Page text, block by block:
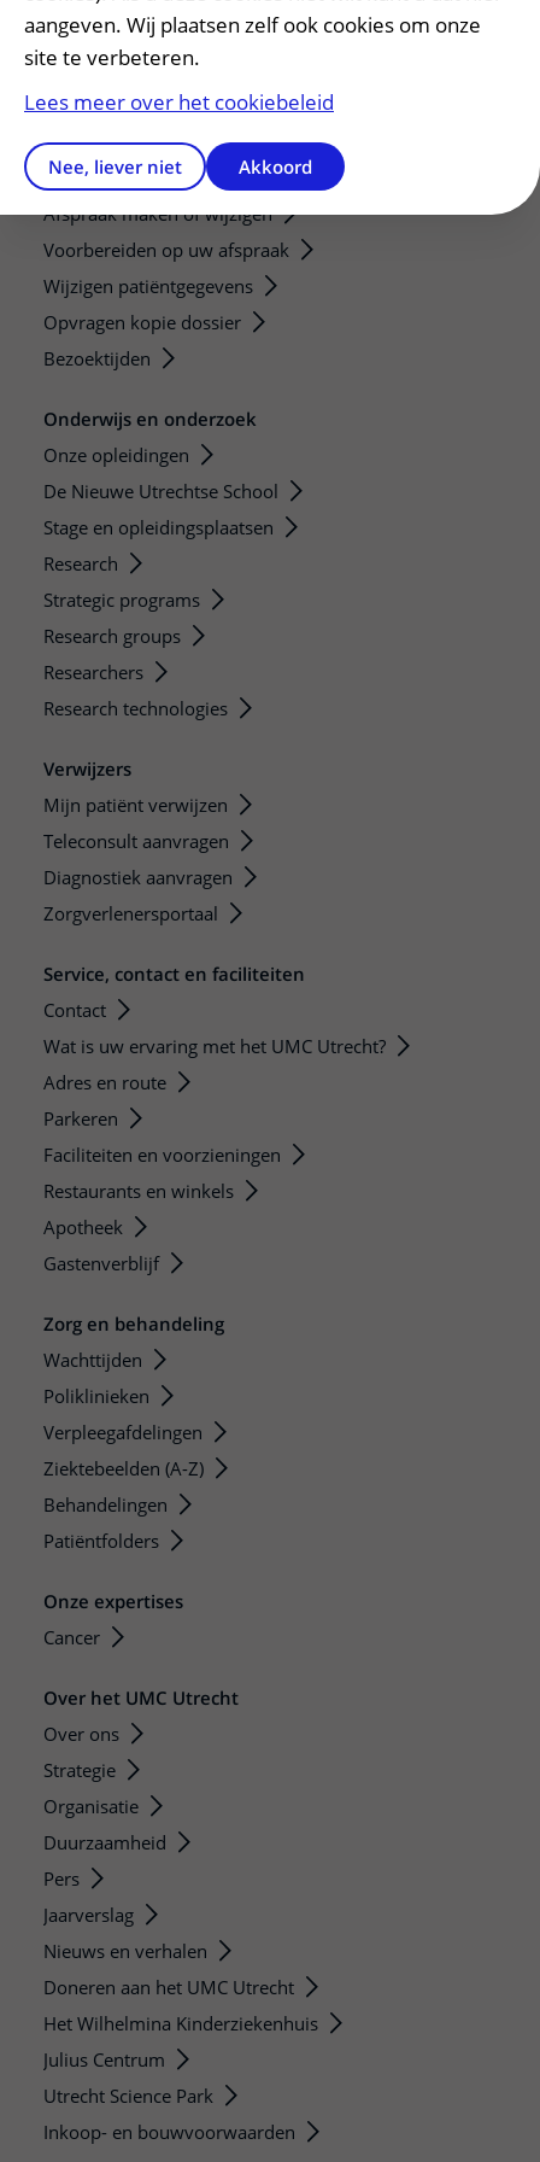
Patiënt en bezoek
Afspraak maken of wijzigen
Voorbereiden op uw afspraak
Wijzigen patiëntgegevens
Opvragen kopie dossier
Bezoektijden
Onderwijs en onderzoek
Onze opleidingen
De Nieuwe Utrechtse School
Stage en opleidingsplaatsen
Research
Strategic programs
Research groups
Researchers
Research technologies
Verwijzers
Mijn patiënt verwijzen
Teleconsult aanvragen
Diagnostiek aanvragen
Zorgverlenersportaal
Service, contact en faciliteiten
Contact
Wat is uw ervaring met het UMC Utrecht?
Adres en route
Parkeren
Faciliteiten en voorzieningen
Restaurants en winkels
Apotheek
Gastenverblijf
Zorg en behandeling
Wachttijden
Poliklinieken
Verpleegafdelingen
Ziektebeelden (A-Z)
Behandelingen
Patiëntfolders
Onze expertises
Cancer
Over het UMC Utrecht
Over ons
Strategie
Organisatie
Duurzaamheid
Pers
Jaarverslag
Nieuws en verhalen
Doneren aan het UMC Utrecht
Het Wilhelmina Kinderziekenhuis
Julius Centrum
Utrecht Science Park
Inkoop- en bouwvoorwaarden
aangeven. Wij plaatsen zelf ook cookies om onze
site te verbeteren.
Lees meer over het cookiebeleid
Nee, liever niet Akkoord